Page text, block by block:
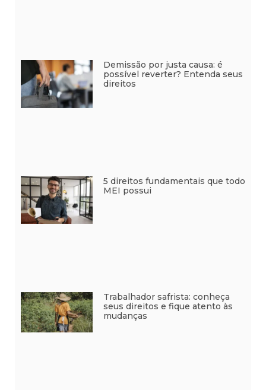
Demissão por justa causa: é
possível reverter? Entenda seus
direitos
5 direitos fundamentais que todo
MEI possui
Trabalhador safrista: conheça
seus direitos e fique atento às
mudanças